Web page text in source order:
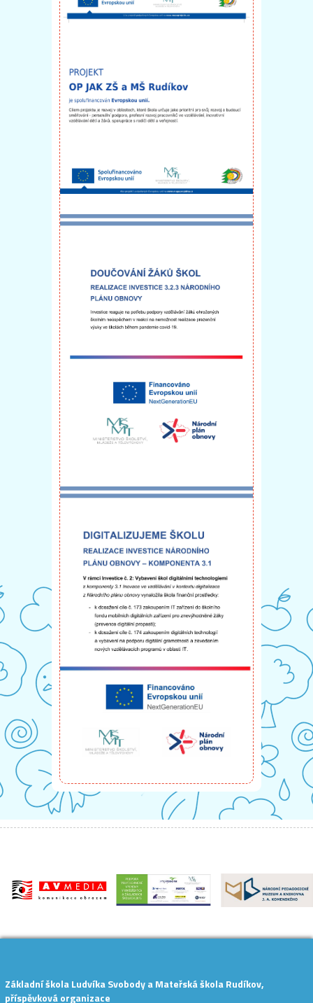
Základní škola Ludvíka Svobody a Mateřská škola Rudíkov,
příspěvková organizace